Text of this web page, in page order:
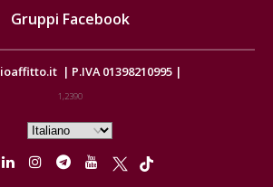
Gruppi Facebook
ioaffitto.it | P.IVA 01398210995 |
1,2390